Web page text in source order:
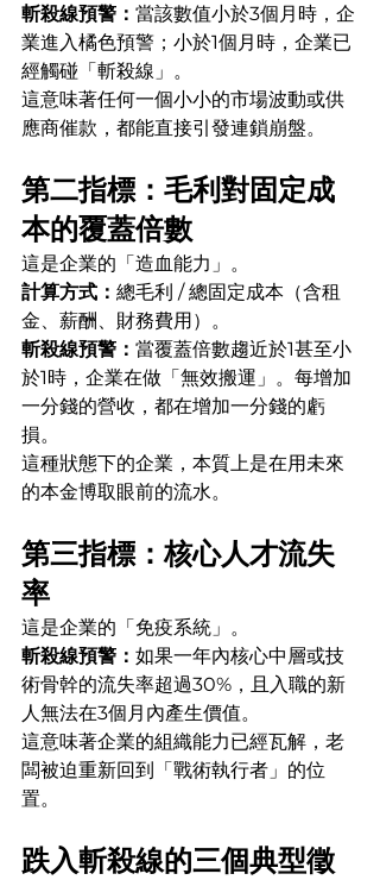
斬殺線預警： 當該數值小於3個月時，企
業進入橘色預警；小於1個月時，企業已
經觸碰「斬殺線」。
這意味著任何一個小小的市場波動或供
應商催款，都能直接引發連鎖崩盤。
第二指標：毛利對固定成
本的覆蓋倍數
這是企業的「造血能力」。
計算方式： 總毛利 / 總固定成本（含租
金、薪酬、財務費用）。
斬殺線預警： 當覆蓋倍數趨近於1甚至小
於1時，企業在做「無效搬運」。每增加
一分錢的營收，都在增加一分錢的虧
損。
這種狀態下的企業，本質上是在用未來
的本金博取眼前的流水。
第三指標：核心人才流失
率
這是企業的「免疫系統」。
斬殺線預警： 如果一年內核心中層或技
術骨幹的流失率超過30%，且入職的新
人無法在3個月內產生價值。
這意味著企業的組織能力已經瓦解，老
闆被迫重新回到「戰術執行者」的位
置。
跌入斬殺線的三個典型徵